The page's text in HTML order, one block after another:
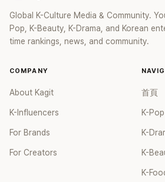
Global K-Culture Media & Community.
Pop, K-Beauty, K-Drama, and Korean
time rankings, news, and community.
COMPANY
About Kagit
K-Influencers
For Brands
For Creators
首頁
K-Pop
K-
K-
K-